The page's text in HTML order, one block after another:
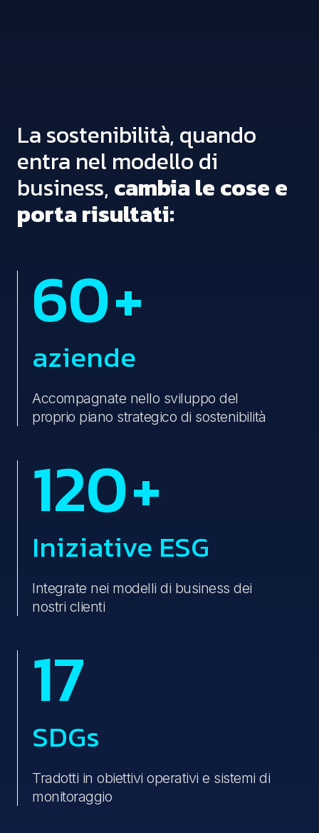
La sostenibilità, quando
entra nel modello di
business,cambia le cose e
porta risultati:
60+
aziende
Accompagnate nello sviluppo del
proprio piano strategico di sostenibilità
120+
Iniziative ESG
Integrate nei modelli di business dei
nostri clienti
17
SDGs
Tradotti in obiettivi operativi e sistemi di
monitoraggio